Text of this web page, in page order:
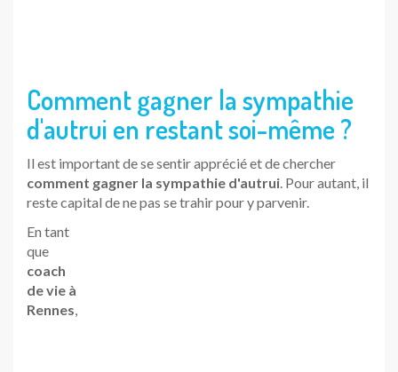
Comment gagner la sympathie
d'autrui en restant soi-même ?
Il est important de se sentir apprécié et de chercher
comment gagner la sympathie d'autrui . Pour autant, il
reste capital de ne pas se trahir pour y parvenir.
En tant
que
coach
de vie à Rennes
personnes en quête de plus de confort relationnel. Entre